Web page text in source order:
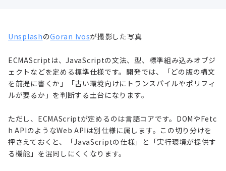
UnsplashのGoran Ivosが撮影した写真
ECMAScriptは、JavaScriptの文法、型、標準組み込みオブジ
ェクトなどを定める標準仕様です。開発では、「どの版の構文
を前提に書くか」「古い環境向けにトランスパイルやポリフィ
ルが要るか」を判断する土台になります。
ただし、ECMAScriptが定めるのは言語コアです。DOMやFetc
h APIのようなWeb APIは別仕様に属します。この切り分けを
押さえておくと、「JavaScriptの仕様」と「実行環境が提供す
る機能」を混同しにくくなります。